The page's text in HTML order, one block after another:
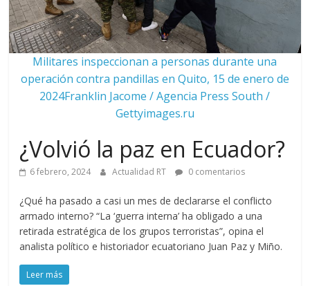
Militares inspeccionan a personas durante una
operación contra pandillas en Quito, 15 de enero de
2024Franklin Jacome / Agencia Press South /
Gettyimages.ru
¿Volvió la paz en Ecuador?
6 febrero, 2024 Actualidad RT 0 comentarios
¿Qué ha pasado a casi un mes de declararse el conflicto
armado interno? “La ‘guerra interna’ ha obligado a una
retirada estratégica de los grupos terroristas”, opina el
analista político e historiador ecuatoriano Juan Paz y Miño.
Leer más